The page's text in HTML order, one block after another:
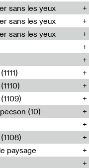
sans les yeux
sans les yeux
sans les yeux
(10)
paysage